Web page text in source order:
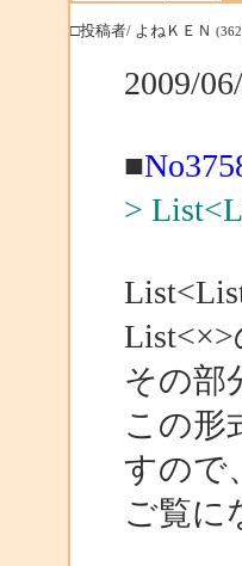
□投稿者/ よねＫＥＮ
2009/
■
>
その部
この形
すので、
ご覧に